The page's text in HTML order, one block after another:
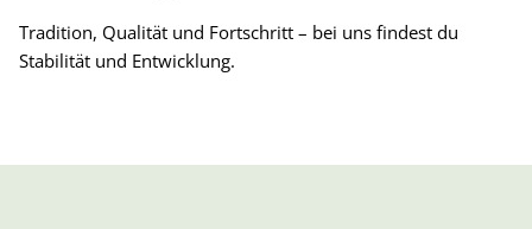
Tradition, Qualität und Fortschritt – bei uns findest du
Stabilität und Entwicklung.